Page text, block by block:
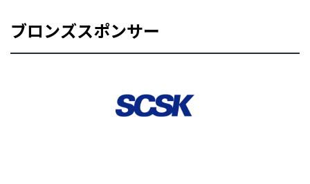
ブロンズスポンサー